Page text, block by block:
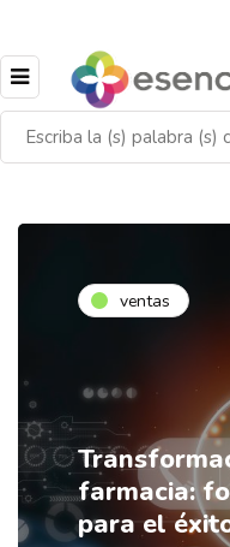
ventas
farmacia:
para el